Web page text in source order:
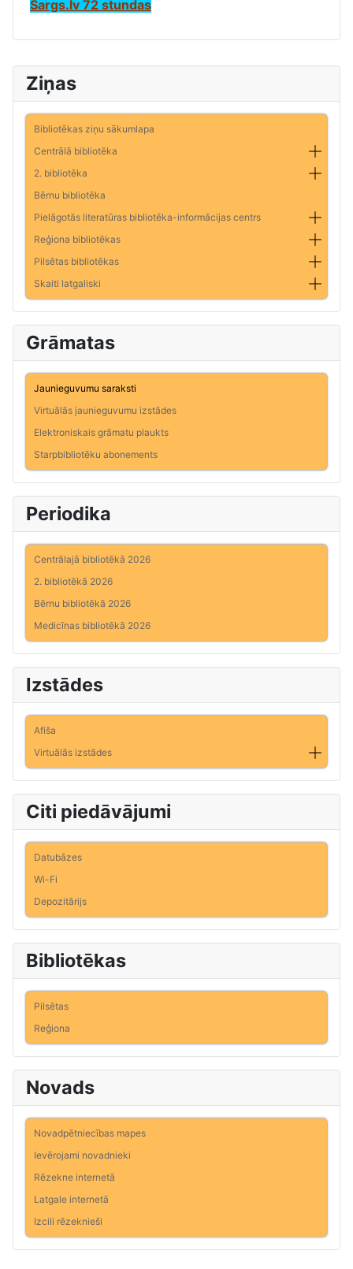
Ziņas
Bibliotēkas ziņu sākumlapa
Centrālā bibliotēka
2. bibliotēka
Bērnu bibliotēka
Pielāgotās literatūras bibliotēka-informācijas centrs
Reģiona bibliotēkas
Pilsētas bibliotēkas
Skaiti latgaliski
Grāmatas
Jaunieguvumu saraksti
Virtuālās jaunieguvumu izstādes
Elektroniskais grāmatu plaukts
Starpbibliotēku abonements
Periodika
Centrālajā bibliotēkā 2026
2. bibliotēkā 2026
Bērnu bibliotēkā 2026
Medicīnas bibliotēkā 2026
Izstādes
Afiša
Virtuālās izstādes
Citi piedāvājumi
Datubāzes
Wi-Fi
Depozitārijs
Bibliotēkas
Pilsētas
Reģiona
Novads
Novadpētniecības mapes
Ievērojami novadnieki
Rēzekne internetā
Latgale internetā
Izcili rēzeknieši
Sargs.lv 72 stundas